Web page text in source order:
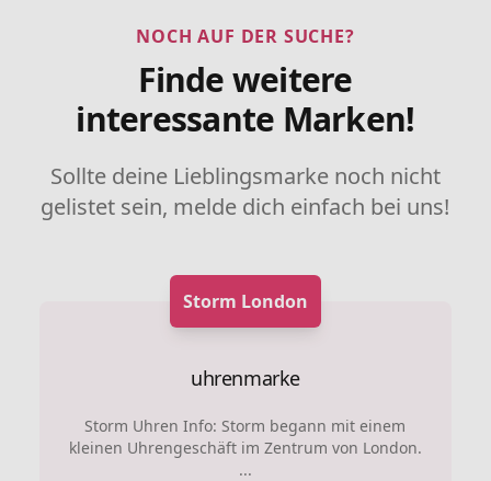
NOCH AUF DER SUCHE?
Finde weitere
interessante Marken!
Sollte deine Lieblingsmarke noch nicht
gelistet sein, melde dich einfach bei uns!
Storm London
uhrenmarke
Storm Uhren Info: Storm begann mit einem
kleinen Uhrengeschäft im Zentrum von London.
...